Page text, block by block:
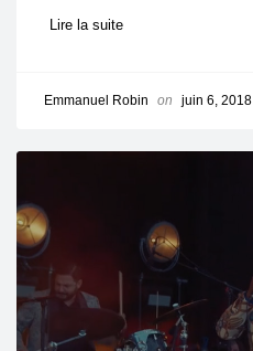
Lire la suite
Emmanuel Robin on juin 6, 2018